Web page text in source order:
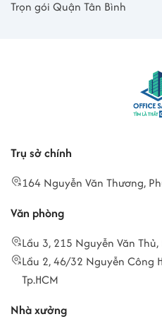
Trọn gói Quận Tân Bình
Trụ sở chính
164 Nguyễn Văn Thương,
Văn phòng
Lầu 3, 215 Nguyễn Văn
Lầu 2, 46/32 Nguyễn Công
Tp.HCM
Nhà xưởng